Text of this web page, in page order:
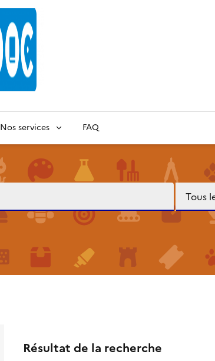
Nos services FAQ
Résultat de la recherche